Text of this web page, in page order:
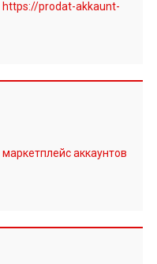
https://prodat-akkaunt-
маркетплейс аккаунтов